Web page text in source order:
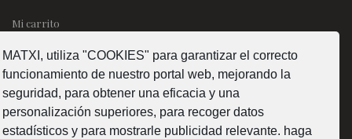
MATXI, utiliza "COOKIES" para garantizar el correcto
funcionamiento de nuestro portal web, mejorando la
seguridad, para obtener una eficacia y una
personalización superiores, para recoger datos
estadísticos y para mostrarle publicidad relevante. haga
Mi carrito
SÍGUENOS